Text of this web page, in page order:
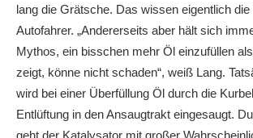
lang die Grätsche. Das wissen eigentlich
Autofahrer. „Andererseits aber hält sich
Mythos, ein bisschen mehr Öl einzufüllen
zeigt, könne nicht schaden“, weiß Lang.
wird bei einer Überfüllung Öl durch die
Entlüftung in den Ansaugtrakt eingesaugt.
geht der Katalysator mit großer